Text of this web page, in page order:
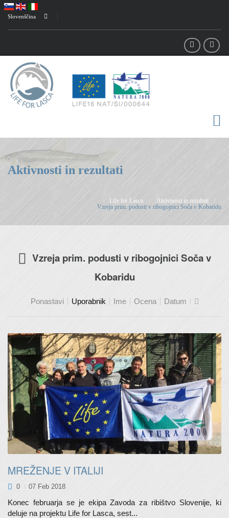
Slovenščina
Aktivnosti in rezultati
Life for Lasca Aktivnosti in rezultati
Vzreja prim. podusti v ribogojnici Soča v Kobaridu
Vzreja prim. podusti v ribogojnici Soča v
Kobaridu
Ponastavi Uporabnik Ime Ocena Datum
MREŽENJE V ITALIJI
0 07 Feb 2018
Konec februarja se je ekipa Zavoda za ribištvo Slovenije, ki
deluje na projektu Life for Lasca, sest...